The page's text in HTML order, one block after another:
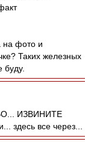
на фото и
Таких железных
буду.
ИЗВИНИТЕ
здесь все через...